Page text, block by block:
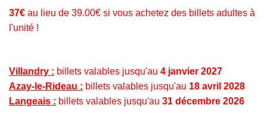
37€ au lieu de 39.00€ si vous achetez des billets adultes à
l'unité !
Villandry : billets valables jusqu'au 4 janvier 2027
Azay-le-Rideau : billets valables jusqu'au 18 avril 2028
Langeais : billets valables jusqu'au 31 décembre 2026